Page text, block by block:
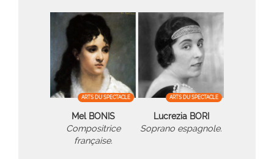
ARTS DU SPECTACLE
Mel BONIS
Compositrice
française.
ARTS DU SPECTACLE
Lucrezia BORI
Soprano espagnole.